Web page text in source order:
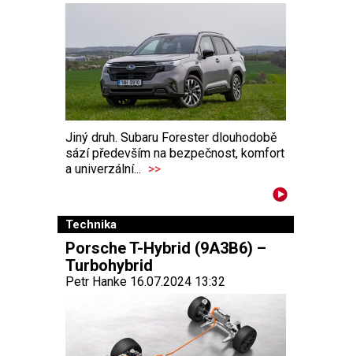
Jiný druh. Subaru Forester dlouhodobě
sází především na bezpečnost, komfort
a univerzální... >>
Technika
Porsche T-Hybrid (9A3B6) –
Turbohybrid
Petr Hanke 16.07.2024 13:32